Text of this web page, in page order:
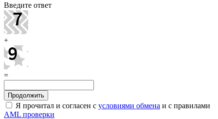
Введите ответ
+
=
Я прочитал и согласен с условиями обмена и с правилами
AML проверки